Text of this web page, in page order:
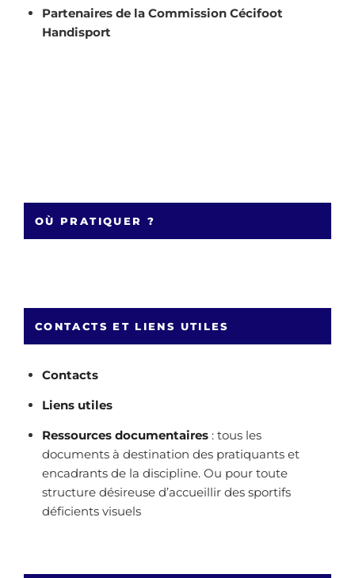
Partenaires de la Commission Cécifoot
Handisport
OÙ PRATIQUER ?
CONTACTS ET LIENS UTILES
Contacts
Liens utiles
Ressources documentaires : tous les
documents à destination des pratiquants et
encadrants de la discipline. Ou pour toute
structure désireuse d’accueillir des sportifs
déficients visuels